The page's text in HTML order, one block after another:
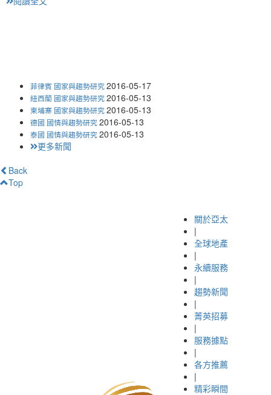
菲律賓 國家與趨勢研究2016-05-17
紐西蘭 國家與趨勢研究2016-05-13
柬埔寨 國家與趨勢研究2016-05-13
德國 國情與趨勢研究2016-05-13
泰國 國情與趨勢研究2016-05-13
更多新聞
Back
Top
關於亞太
|
全球地產
|
永續服務
|
趨勢新聞
|
菁英招募
|
服務據點
|
各方推薦
|
精彩瞬間